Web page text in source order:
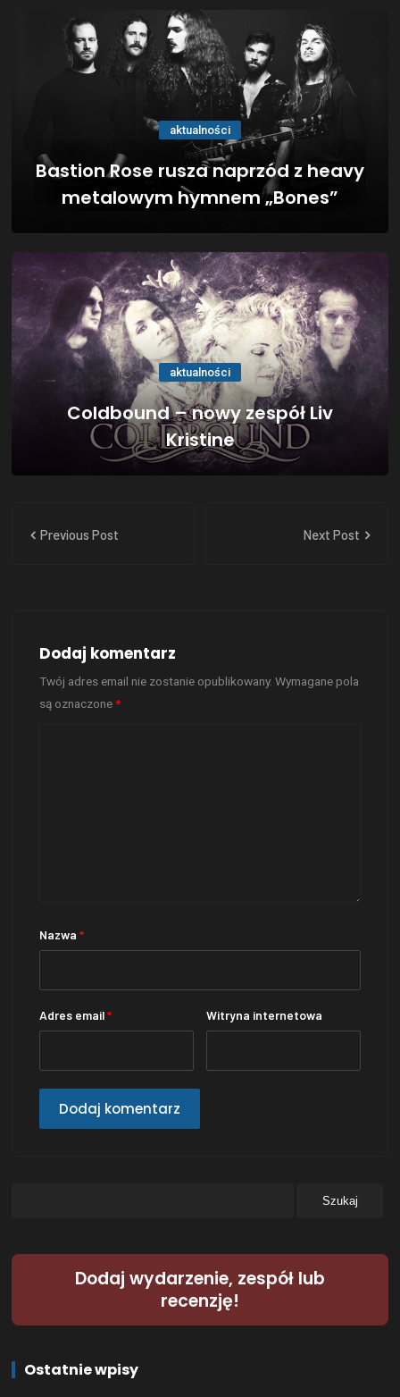
aktualności
Bastion Rose rusza naprzód z heavy
metalowym hymnem „Bones”
aktualności
Coldbound – nowy zespół Liv
Kristine
Previous Post Next Post
Dodaj komentarz
Twój adres email nie zostanie opublikowany. Wymagane pola
są oznaczone*
Nazwa*
Adres email* Witryna internetowa
Dodaj wydarzenie, zespół lub
recenzję!
Ostatnie wpisy